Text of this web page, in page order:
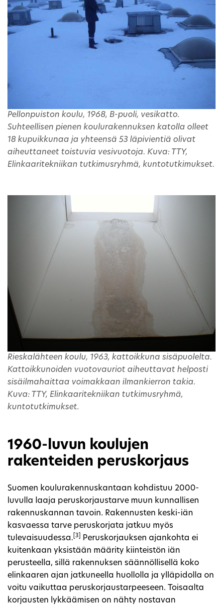
Pellonpuiston koulu, 1968, B-puoli, vesikatto.
Suhteellisen pienen koulurakennuksen katolla olleet
18 kupuikkunaa ja yhteensä 53 läpivientiä olivat
aiheuttaneet toistuvia vesivuotoja. Kuva: TTY,
Elinkaaritekniikan tutkimusryhmä, kuntotutkimukset.
Rieskalähteen koulu, 1963, kattoikkuna sisäpuolelta.
Kattoikkunoiden vuotovauriot aiheuttavat helposti
sisäilmahaittaa voimakkaan ilmankierron takia.
Kuva: TTY, Elinkaaritekniikan tutkimusryhmä,
kuntotutkimukset.
1960-luvun koulujen
rakenteiden peruskorjaus
Suomen koulurakennuskantaan kohdistuu 2000-
luvulla laaja peruskorjaustarve muun kunnallisen
rakennuskannan tavoin. Rakennusten keski-iän
kasvaessa tarve peruskorjata jatkuu myös
tulevaisuudessa. [3]
Peruskorjauksen ajankohta ei
kuitenkaan yksistään määrity kiinteistön iän
perusteella, sillä rakennuksen säännöllisellä koko
elinkaaren ajan jatkuneella huollolla ja ylläpidolla on
voitu vaikuttaa peruskorjaustarpeeseen. Toisaalta
korjausten lykkäämisen on nähty nostavan